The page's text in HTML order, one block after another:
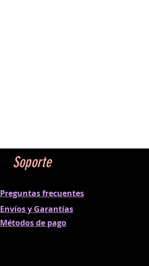
Soporte
Preguntas frecuentes
Envíos y Garantías
Métodosde pago